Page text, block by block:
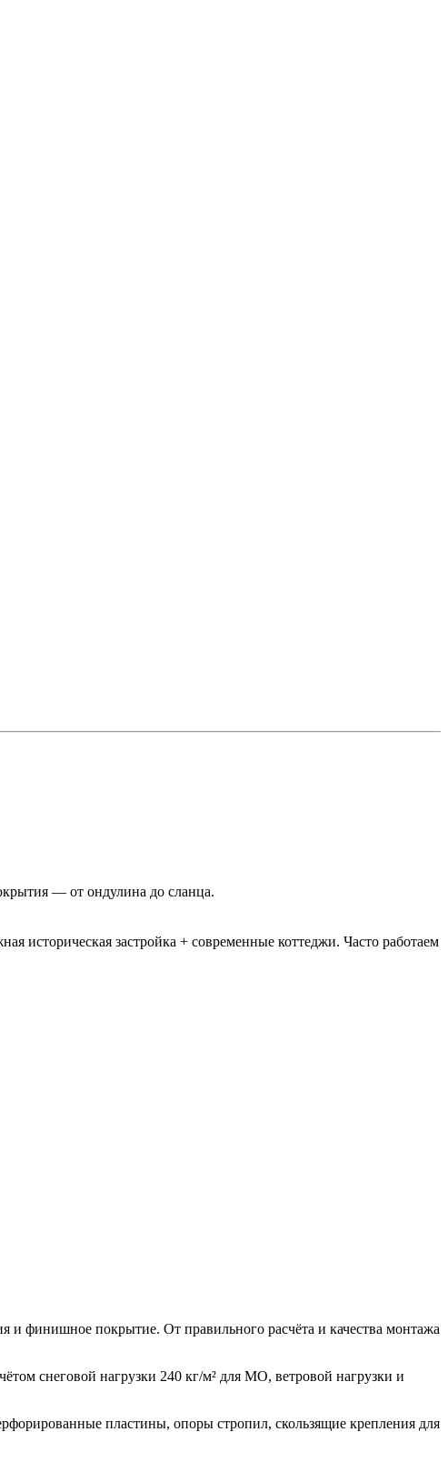
— от ондулина до сланца.
застройка + современные коттеджи. Часто работаем
и финишное покрытие. От правильного расчёта и качества монтажа
снеговой нагрузки 240 кг/м² для МО, ветровой нагрузки и
пластины, опоры стропил, скользящие крепления для